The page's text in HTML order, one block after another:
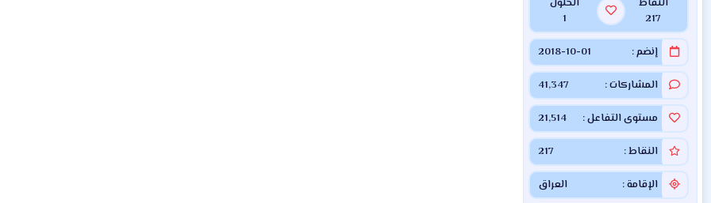
217
1
إنضم 2018-10-01
المشاركات 41,347
مستوى التفاعل 21,514
النقاط 217
الإقامة العراق